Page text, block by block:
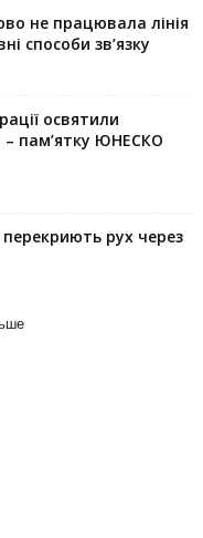
не працювала лінія
способи зв’язку
освятили
– пам’ятку ЮНЕСКО
перекриють рух через